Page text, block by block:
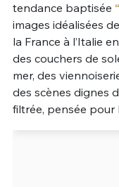
tendance baptisée
images idéalisées
la France à l’Italie
des couchers de
mer, des
des scènes dignes
filtrée, pensée pour